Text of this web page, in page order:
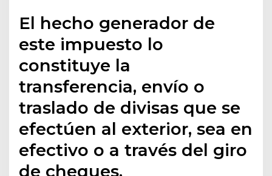
El hecho generador de
este impuesto lo
constituye la
transferencia, envío o
traslado de divisas que se
efectúen al exterior, sea en
efectivo o a través del giro
de cheques,